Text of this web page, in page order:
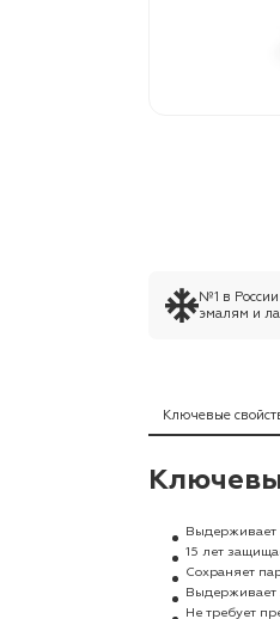
№1 в
эмалям и
Ключевые
Выдерживает
15 лет
Cохраняет
Выдерживает
Не требует